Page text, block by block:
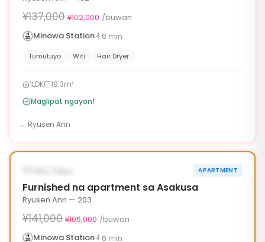
¥137,000 ¥102,000 /buwan
Minowa Station
6 min
Tumutuyo Wifi Hair Dryer
1LDK
19.3m²
Maglipat ngayon!
Ryusen Ann
‹ ›
APARTMENT
Furnished na apartment sa Asakusa
Ryusen Ann — 203
¥141,000 ¥106,000 /buwan
Minowa Station
6 min